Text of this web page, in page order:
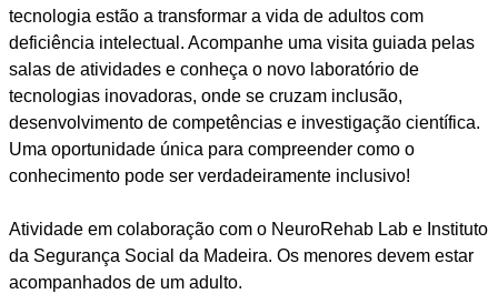
tecnologia estão a transformar a vida de adultos com
deficiência intelectual. Acompanhe uma visita guiada pelas
salas de atividades e conheça o novo laboratório de
tecnologias inovadoras, onde se cruzam inclusão,
desenvolvimento de competências e investigação científica.
Uma oportunidade única para compreender como o
conhecimento pode ser verdadeiramente inclusivo!
Atividade em colaboração com o NeuroRehab Lab e Instituto
da Segurança Social da Madeira. Os menores devem estar
acompanhados de um adulto.